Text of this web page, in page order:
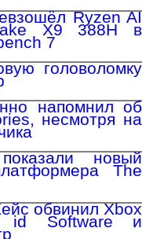
Ryzen AI
X9 388H в
7
головоломку
напомнил об
несмотря на
новый
The
обвинил Xbox
id Software и